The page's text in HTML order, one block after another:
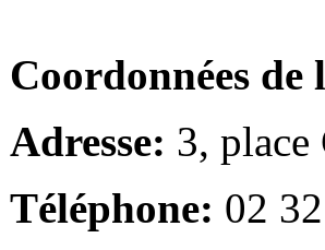
Coordonnées
Adresse: 3,
Téléphone: 02